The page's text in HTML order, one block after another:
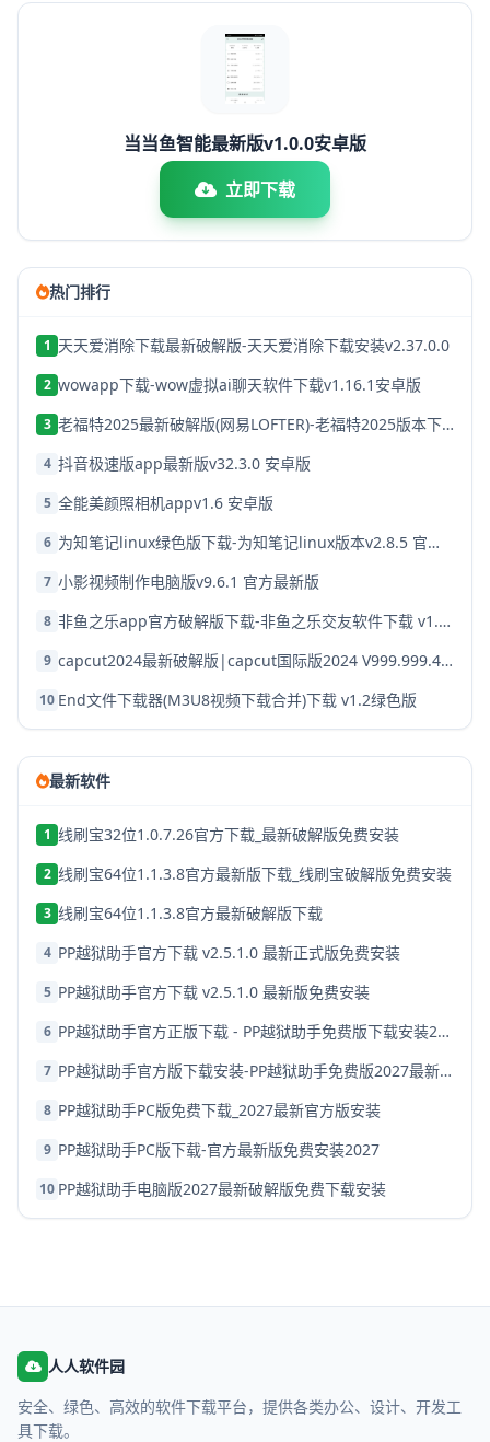
当当鱼智能最新版v1.0.0安卓版
立即下载
热门排行
1 天天爱消除下载最新破解版-天天爱消除下载安装v2.37.0.0
2 wowapp下载-wow虚拟ai聊天软件下载v1.16.1安卓版
3 老福特2025最新破解版(网易LOFTER)-老福特2025版本下载v8.1.22
4 抖音极速版app最新版v32.3.0 安卓版
5 全能美颜照相机appv1.6 安卓版
6 为知笔记linux绿色版下载-为知笔记linux版本v2.8.5 官方破解版
7 小影视频制作电脑版v9.6.1 官方最新版
8 非鱼之乐app官方破解版下载-非鱼之乐交友软件下载 v1.3.9安卓版
9 capcut2024最新破解版|capcut国际版2024 V999.999.45 安卓版下载
10 End文件下载器(M3U8视频下载合并)下载 v1.2绿色版
最新软件
1 线刷宝32位1.0.7.26官方下载_最新破解版免费安装
2 线刷宝64位1.1.3.8官方最新版下载_线刷宝破解版免费安装
3 线刷宝64位1.1.3.8官方最新破解版下载
4 PP越狱助手官方下载 v2.5.1.0 最新正式版免费安装
5 PP越狱助手官方下载 v2.5.1.0 最新版免费安装
6 PP越狱助手官方正版下载 - PP越狱助手免费版下载安装2027
7 PP越狱助手官方版下载安装-PP越狱助手免费版2027最新版
8 PP越狱助手PC版免费下载_2027最新官方版安装
9 PP越狱助手PC版下载-官方最新版免费安装2027
10 PP越狱助手电脑版2027最新破解版免费下载安装
人人软件园
安全、绿色、高效的软件下载平台，提供各类办公、设计、开发工
具下载。